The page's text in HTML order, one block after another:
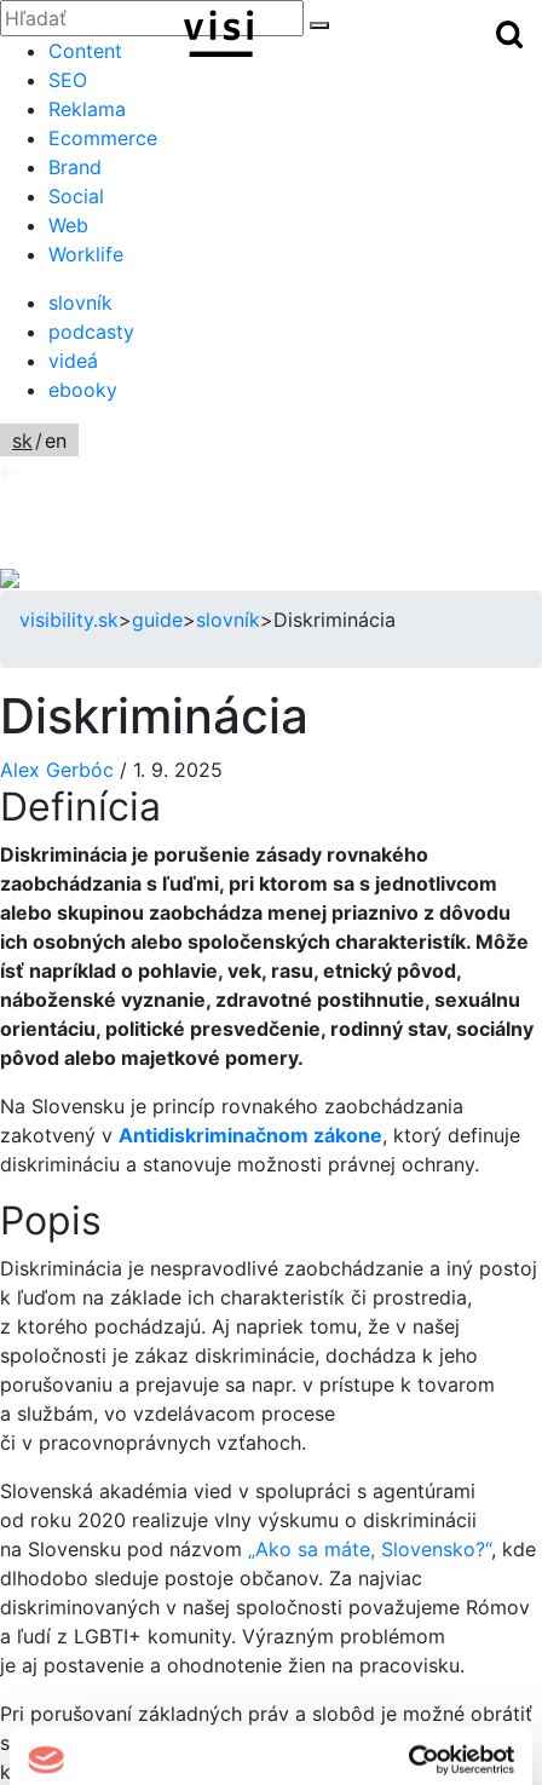
Zatvoriť
Hľadať:
Menu
Content
SEO
Reklama
Ecommerce
Brand
Social
Web
Worklife
slovník
podcasty
videá
ebooky
sk/en
visibility.sk>guide>slovník>Diskriminácia
Diskriminácia
Alex Gerbóc / 1. 9. 2025
Definícia
Diskriminácia je porušenie zásady rovnakého
zaobchádzania s ľuďmi, pri ktorom sa s jednotlivcom
alebo skupinou zaobchádza menej priaznivo z dôvodu
ich osobných alebo spoločenských charakteristík. Môže
ísť napríklad o pohlavie, vek, rasu, etnický pôvod,
náboženské vyznanie, zdravotné postihnutie, sexuálnu
orientáciu, politické presvedčenie, rodinný stav, sociálny
pôvod alebo majetkové pomery.
Na Slovensku je princíp rovnakého zaobchádzania
zakotvený v Antidiskriminačnom zákone, ktorý definuje
diskrimináciu a stanovuje možnosti právnej ochrany.
Popis
Diskriminácia je nespravodlivé zaobchádzanie a iný postoj
k ľuďom na základe ich charakteristík či prostredia,
z ktorého pochádzajú. Aj napriek tomu, že v našej
spoločnosti je zákaz diskriminácie, dochádza k jeho
porušovaniu a prejavuje sa napr. v prístupe k tovarom
a službám, vo vzdelávacom procese
či v pracovnoprávnych vzťahoch.
Slovenská akadémia vied v spolupráci s agentúrami
od roku 2020 realizuje vlny výskumu o diskriminácii
na Slovensku pod názvom „Ako sa máte, Slovensko?“, kde
dlhodobo sleduje postoje občanov. Za najviac
diskriminovaných v našej spoločnosti považujeme Rómov
a ľudí z LGBTI+ komunity. Výrazným problémom
je aj postavenie a ohodnotenie žien na pracovisku.
Pri porušovaní základných práv a slobôd je možné obrátiť
sa na kontrolné orgány podľa toho, v akej sfére
k diskriminácii došlo a dokonca žiadať náhradu v podobe